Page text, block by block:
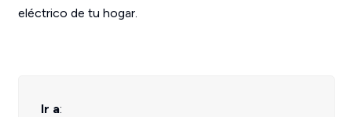
eléctrico de tu hogar.
Ir a: